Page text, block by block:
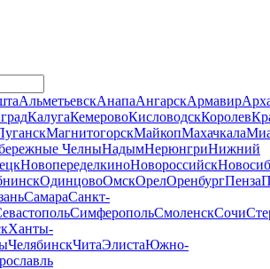
АльметьевскАнапаАнгарскАрмавир
КалугаКемеровоКисловодскКоролев
МагнитогорскМайкопМахачкала
ЧелныНадымНерюнгриНижний
НовопеределкиноНовороссийск
ОдинцовоОмскОрелОренбургПенза
СамараСанкт-
СимферопольСмоленскСочи
Ханты-
ЧелябинскЧитаЭлистаЮжно-